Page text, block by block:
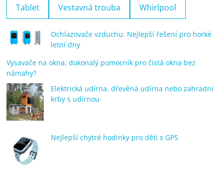
Tablet Vestavná trouba Whirlpool
Ochlazovače vzduchu: Nejlepší řešení pro horké
letní dny
Vysavače na okna, dokonalý pomocník pro čistá okna bez
námahy?
Elektrická udírna, dřevěná udírna nebo zahradní
krby s udírnou
Nejlepší chytré hodinky pro děti s GPS